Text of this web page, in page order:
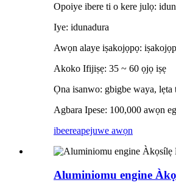
Opoiye ibere ti o kere julọ:
Iye: idunadura
Awọn alaye iṣakojọpọ:
Akoko Ifijiṣẹ: 35 ~ 60 ọjọ iṣẹ
Ọna isanwo: gbigbe waya, lẹta
Agbara Ipese: 100,000 awọn
ibeereapejuwe awọn
Aluminiomu engine